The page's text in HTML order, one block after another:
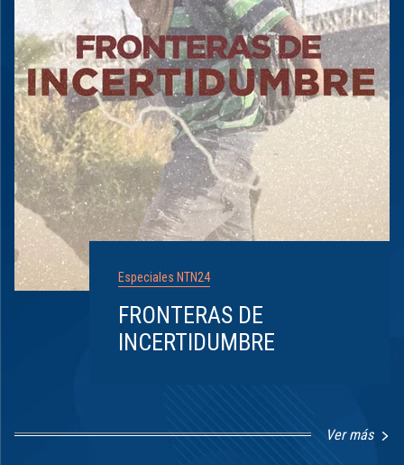
Especiales NTN24
FRONTERAS DE
INCERTIDUMBRE
Ver más